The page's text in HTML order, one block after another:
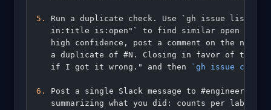
5.
Run a duplicate check. Use `gh issue list --
in:title is:open"` to find similar open
high confidence, post a comment on the new
a duplicate of #N. Closing in favor of that
   if I got it wrong." and then
`gh issue close`
6.
Post a single Slack message to
summarizing what you did: counts per label,